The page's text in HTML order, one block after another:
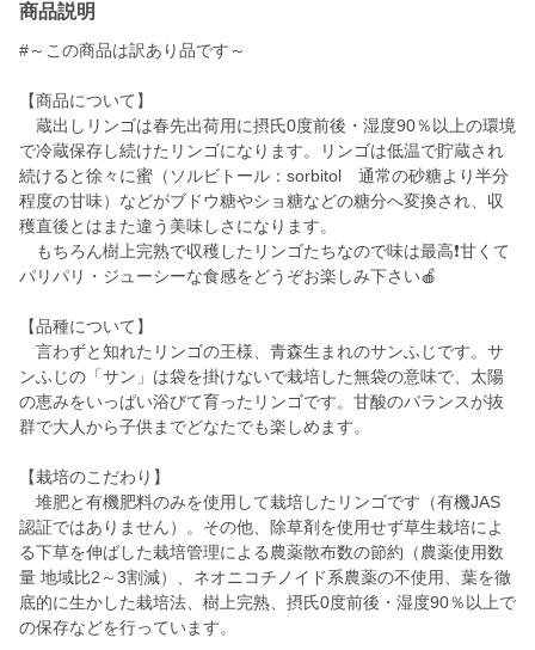
商品説明
#～この商品は訳あり品です～
【商品について】
蔵出しリンゴは春先出荷用に摂氏0度前後・湿度90％以上の環境
で冷蔵保存し続けたリンゴになります。リンゴは低温で貯蔵され
続けると徐々に蜜（ソルビトール：sorbitol 通常の砂糖より半分
程度の甘味）などがブドウ糖やショ糖などの糖分へ変換され、収
穫直後とはまた違う美味しさになります。
もちろん樹上完熟で収穫したリンゴたちなので味は最高❗️甘くて
パリパリ・ジューシーな食感をどうぞお楽しみ下さい🍎
【品種について】
言わずと知れたリンゴの王様、青森生まれのサンふじです。サ
ンふじの「サン」は袋を掛けないで栽培した無袋の意味で、太陽
の恵みをいっぱい浴びて育ったリンゴです。甘酸のバランスが抜
群で大人から子供までどなたでも楽しめます。
【栽培のこだわり】
堆肥と有機肥料のみを使用して栽培したリンゴです（有機JAS
認証ではありません）。その他、除草剤を使用せず草生栽培によ
る下草を伸ばした栽培管理による農薬散布数の節約（農薬使用数
量 地域比2～3割減）、ネオニコチノイド系農薬の不使用、葉を徹
底的に生かした栽培法、樹上完熟、摂氏0度前後・湿度90％以上で
の保存などを行っています。